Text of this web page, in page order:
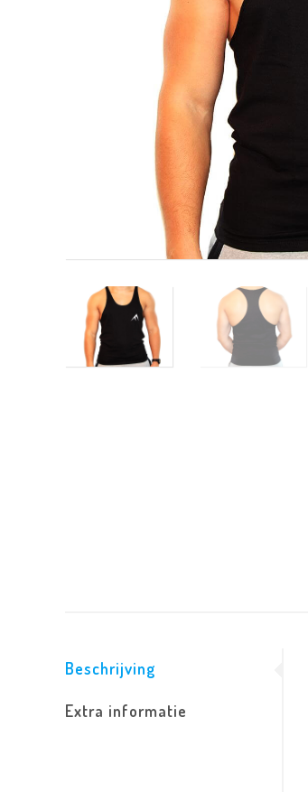
Beschrijving
Extra informatie